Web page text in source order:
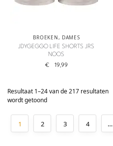
BROEKEN, DAMES
JDYGEGGO LIFE SHORTS JRS
NOOS
€ 19,99
Resultaat 1–24 van de 217 resultaten
wordt getoond
1 2 3 4 …